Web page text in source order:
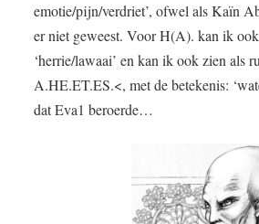
emotie/pijn/verdriet’, ofwel als Kaïn
er niet geweest. Voor H(A). kan ik
‘herrie/lawaai’ en kan ik ook zien als
A.HE.ET.ES.<, met de betekenis:
dat Eva1 beroerde…